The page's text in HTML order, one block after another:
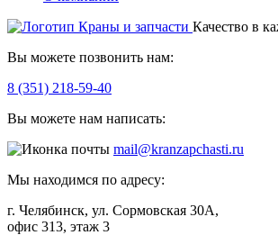
Качество в
Вы можете позвонить нам:
8 (351) 218-59-40
Вы можете нам написать:
mail@kranzapchasti.ru
Мы находимся по адресу:
г. Челябинск, ул. Сормовская 30А,
офис 313, этаж 3